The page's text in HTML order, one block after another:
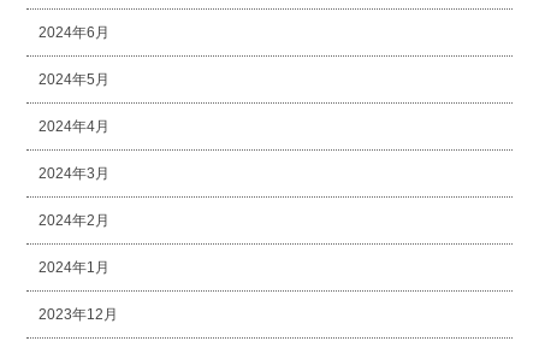
2024年6月
2024年5月
2024年4月
2024年3月
2024年2月
2024年1月
2023年12月